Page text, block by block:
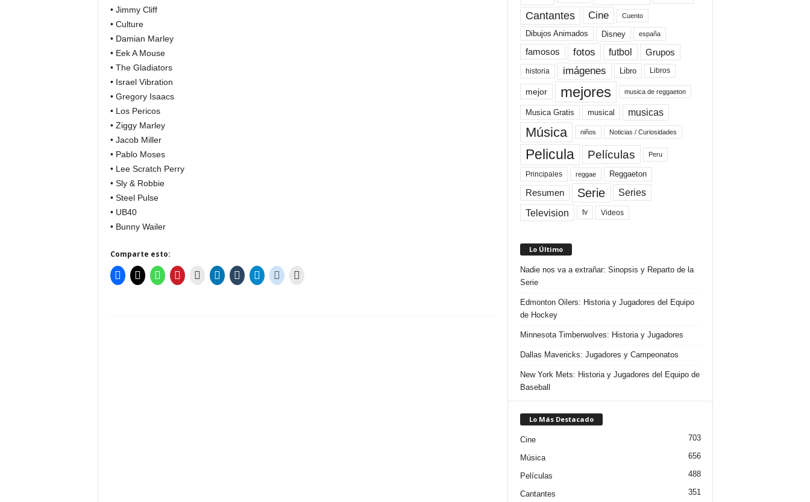
• Jimmy Cliff
• Culture
• Damian Marley
• Eek A Mouse
• The Gladiators
• Israel Vibration
• Gregory Isaacs
• Los Pericos
• Ziggy Marley
• Jacob Miller
• Pablo Moses
• Lee Scratch Perry
• Sly & Robbie
• Steel Pulse
• UB40
• Bunny Wailer
Comparte esto:
Cantantes Cine Cuento
Dibujos Animados Disney españa
famosos fotos futbol Grupos
historia imágenes Libro Libros
mejor mejores musica de reggaeton
Musica Gratis musical musicas
Música niños Noticias / Curiosidades
Pelicula Películas Peru
Principales reggae Reggaeton
Resumen Serie Series
Television tv Videos
Lo Último
Nadie nos va a extrañar: Sinopsis y Reparto de la
Serie
Edmonton Oilers: Historia y Jugadores del Equipo
de Hockey
Minnesota Timberwolves: Historia y Jugadores
Dallas Mavericks: Jugadores y Campeonatos
New York Mets: Historia y Jugadores del Equipo de
Baseball
Lo Más Destacado
Cine 703
Música 656
Películas 488
Cantantes 351